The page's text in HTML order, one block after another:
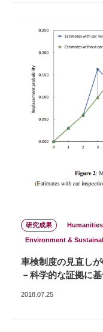
研究成果
Environment &
車検制度の見直し
－科学的な証拠に
2018.07.25